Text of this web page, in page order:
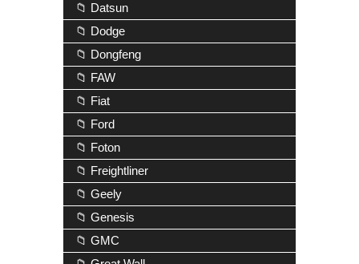
📁 Datsun
📁 Dodge
📁 Dongfeng
📁 FAW
📁 Fiat
📁 Ford
📁 Foton
📁 Freightliner
📁 Geely
📁 Genesis
📁 GMC